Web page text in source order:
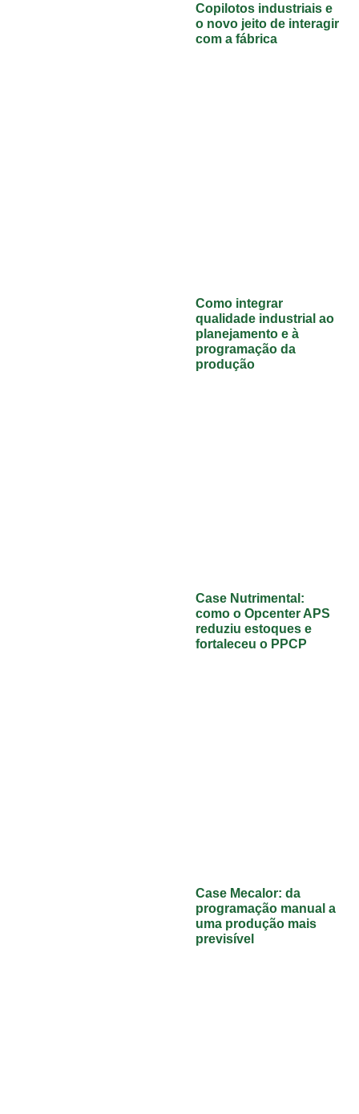
Copilotos industriais e
o novo jeito de interagir
com a fábrica
Como integrar
qualidade industrial ao
planejamento e à
programação da
produção
Case Nutrimental:
como o Opcenter APS
reduziu estoques e
fortaleceu o PPCP
Case Mecalor: da
programação manual a
uma produção mais
previsível